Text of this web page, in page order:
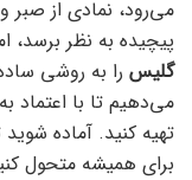
می‌رود، نمادی از
پیچیده به نظر برسد،
گلیس را به روشی
می‌دهیم تا با اعتماد
تهیه کنید. آماده
برای همیشه متحول